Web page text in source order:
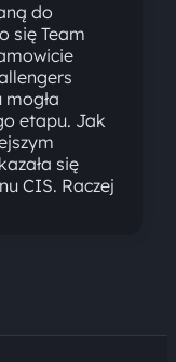
do
się Team
etapu. Jak
się
CIS. Raczej